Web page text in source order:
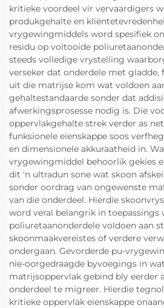
kritieke voordeel vir vervaardigers
produkgehalte en
vrygewingmiddels word spesifiek
residu op voltooide
steeds volledige vrystelling
verseker dat onderdele met
uit die matrijse kom wat voldoen
gehaltestandaarde sonder dat
afwerkingsprosesse nodig is. Die
oppervlakgehalte strek verder as
funksionele eienskappe soos
en dimensionele akkuraatheid in.
vrygewingmiddel behoorlik gekies
dit 'n ultradun sone wat skoon
sonder oordrag van ongewenste
van die onderdeel. Hierdie
word veral belangrik in toepassings
poliuretaanonderdele voldoen aan
skoonmaakvereistes of verdere
ondergaan. Gevorderde pu-
nie-oorgedraagde byvoegings in
matrijsoppervlak gebind bly eerder
onderdeel te migreer. Hierdie
kritieke oppervlak eienskappe